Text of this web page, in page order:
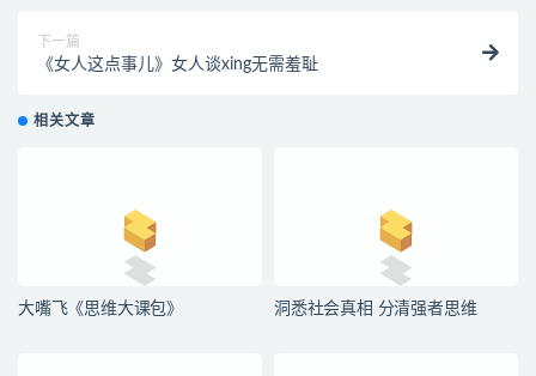
下一篇
《女人这点事儿》女人谈xing无需羞耻
相关文章
大嘴飞《思维大课包》 洞悉社会真相 分清强者思维